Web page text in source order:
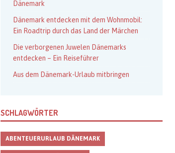
Dänemark
Dänemark entdecken mit dem Wohnmobil:
Ein Roadtrip durch das Land der Märchen
Die verborgenen Juwelen Dänemarks
entdecken – Ein Reiseführer
Aus dem Dänemark-Urlaub mitbringen
SCHLAGWÖRTER
ABENTEUERURLAUB DÄNEMARK